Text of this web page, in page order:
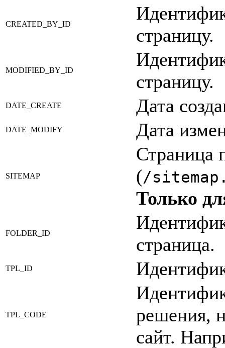
CREATED_BY_ID
страницу.
MODIFIED_BY_ID
страницу.
DATE_CREATE Дата
DATE_MODIFY Дата
SITEMAP
Страница
(/
Только
FOLDER_ID
страница.
TPL_ID
TPL_CODE
решения,
сайт.